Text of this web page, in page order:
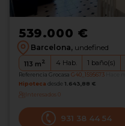
539.000 €
Barcelona, undefined
113 m2 4 Hab. 1 baño(s)
Referencia Grocasa G40_1595673
Hipoteca desde 1.643,88 €
Interesados0
931 38 44 54